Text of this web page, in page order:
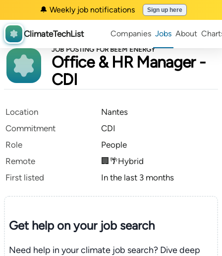
🔔 Weekly job notifications Sign up here
ClimateTechList Companies Jobs About
JOB POSTING FOR BEEM ENERGY
Office & HR Manager -
CDI
Location
Nantes
Commitment
CDI
Role
People
Remote
🏢🌴Hybrid
First listed
In the last 3 months
Get help on yourjob search
Need help in your climate job search? Dive deep